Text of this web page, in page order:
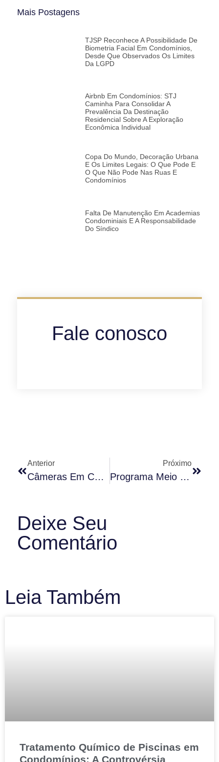
Mais Postagens
TJSP Reconhece A Possibilidade De
Biometria Facial Em Condomínios,
Desde Que Observados Os Limites
Da LGPD
Airbnb Em Condomínios: STJ
Caminha Para Consolidar A
Prevalência Da Destinação
Residencial Sobre A Exploração
Econômica Individual
Copa Do Mundo, Decoração Urbana
E Os Limites Legais: O Que Pode E
O Que Não Pode Nas Ruas E
Condomínios
Falta De Manutenção Em Academias
Condominiais E A Responsabilidade
Do Síndico
Fale conosco
Anterior
Câmeras Em Condomínios E O Direito À Privacidade (por Dr. Rodrigo Karpat)
Próximo
Programa Meio Hora Com O Dr. Condomínio (01.09.2015)
Deixe Seu
Comentário
Leia Também
Tratamento Químico de Piscinas em
Condomínios: A Controvérsia